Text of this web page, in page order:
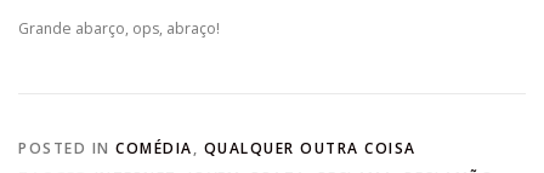
Grande abarço, ops, abraço!
POSTED IN COMÉDIA, QUALQUER OUTRA COISA